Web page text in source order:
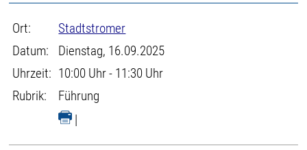
Ort:
Stadtstromer
Datum:
Dienstag, 16.09.2025
Uhrzeit: 10:00 Uhr - 11:30 Uhr
Rubrik:
Führung
|